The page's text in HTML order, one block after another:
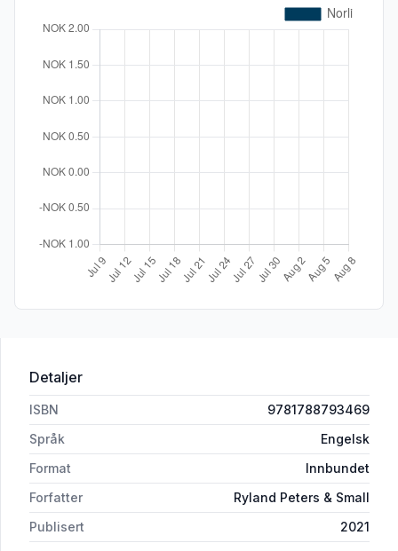
Detaljer
ISBN
9781788793469
Språk
Engelsk
Format
Innbundet
Forfatter
Ryland Peters & Small
Publisert
2021